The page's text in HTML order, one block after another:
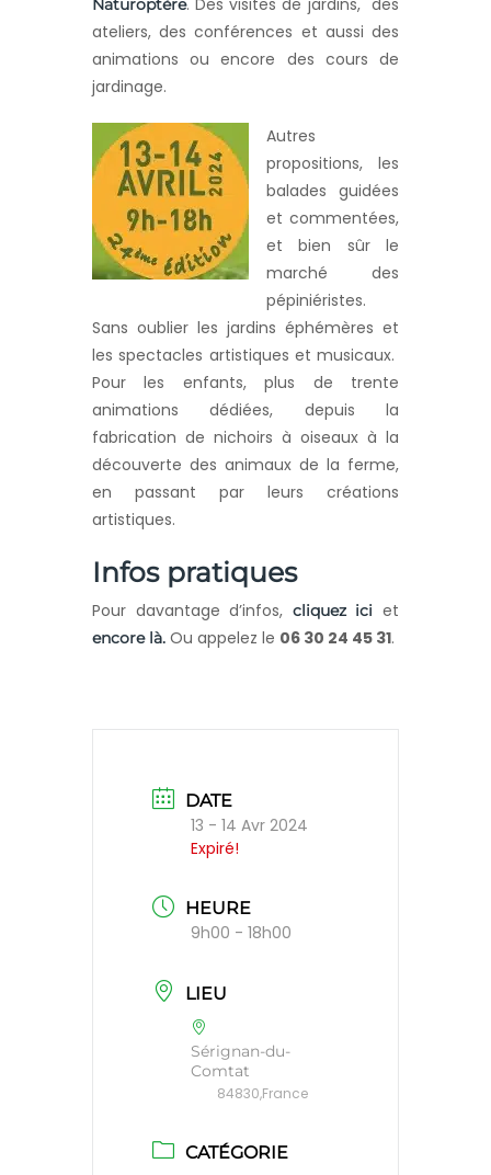
Naturoptère. Des visites de jardins, des
ateliers, des conférences et aussi des
animations ou encore des cours de
jardinage.
Autres
propositions, les
balades guidées
et commentées,
et bien sûr le
marché des
pépiniéristes.
Sans oublier les jardins éphémères et
les spectacles artistiques et musicaux.
Pour les enfants, plus de trente
animations dédiées, depuis la
fabrication de nichoirs à oiseaux à la
découverte des animaux de la ferme,
en passant par leurs créations
artistiques.
Infos pratiques
Pour davantage d’infos, cliquez ici et
encore là. Ou appelez le 06 30 24 45 31.
DATE
13 - 14 Avr 2024
Expiré!
HEURE
9h00 - 18h00
LIEU
Sérignan-du-
Comtat
84830,France
CATÉGORIE